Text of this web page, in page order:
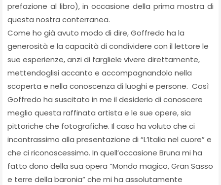
prefazione al libro), in occasione della prima mostra di
questa nostra conterranea.
Come ho già avuto modo di dire, Goffredo ha la
generosità e la capacità di condividere con il lettore le
sue esperienze, anzi di fargliele vivere direttamente,
mettendoglisi accanto e accompagnandolo nella
scoperta e nella conoscenza di luoghi e persone. Così
Goffredo ha suscitato in me il desiderio di conoscere
meglio questa raffinata artista e le sue opere, sia
pittoriche che fotografiche. Il caso ha voluto che ci
incontrassimo alla presentazione di “L’Italia nel cuore” e
che ci riconoscessimo. In quell’occasione Bruna mi ha
fatto dono della sua opera “Mondo magico, Gran Sasso
e terre della baronia” che mi ha assolutamente